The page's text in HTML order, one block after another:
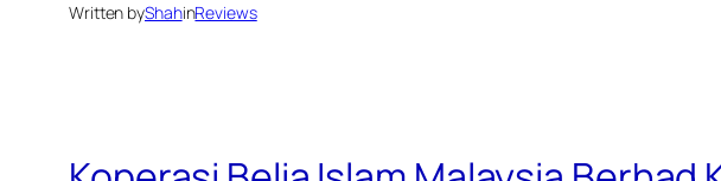
Written byShahinReviews